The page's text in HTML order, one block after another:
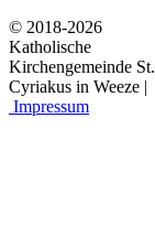
© 2018-2026
Katholische
Kirchengemeinde St.
Cyriakus in Weeze |
Impressum